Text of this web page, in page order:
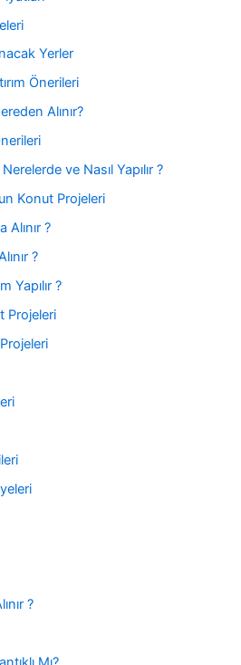
Yerler
Önerileri
Alınır?
ve Nasıl Yapılır ?
Konut Projeleri
Alınır ?
?
Yapılır ?
Projeleri
?